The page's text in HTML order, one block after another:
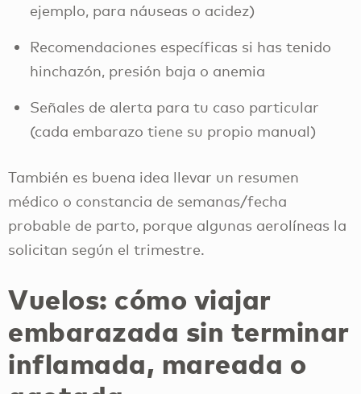
ejemplo, para náuseas o acidez)
Recomendaciones específicas si has tenido
hinchazón, presión baja o anemia
Señales de alerta para tu caso particular
(cada embarazo tiene su propio manual)
También es buena idea llevar un resumen
médico o constancia de semanas/fecha
probable de parto, porque algunas aerolíneas la
solicitan según el trimestre.
Vuelos: cómo viajar
embarazada sin terminar
inflamada, mareada o